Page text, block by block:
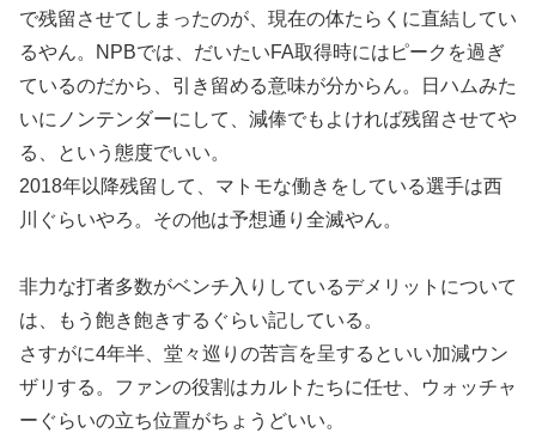
で残留させてしまったのが、現在の体たらくに直結してい
るやん。NPBでは、だいたいFA取得時にはピークを過ぎ
ているのだから、引き留める意味が分からん。日ハムみた
いにノンテンダーにして、減俸でもよければ残留させてや
る、という態度でいい。
2018年以降残留して、マトモな働きをしている選手は西
川ぐらいやろ。その他は予想通り全滅やん。
非力な打者多数がベンチ入りしているデメリットについて
は、もう飽き飽きするぐらい記している。
さすがに4年半、堂々巡りの苦言を呈するといい加減ウン
ザリする。ファンの役割はカルトたちに任せ、ウォッチャ
ーぐらいの立ち位置がちょうどいい。